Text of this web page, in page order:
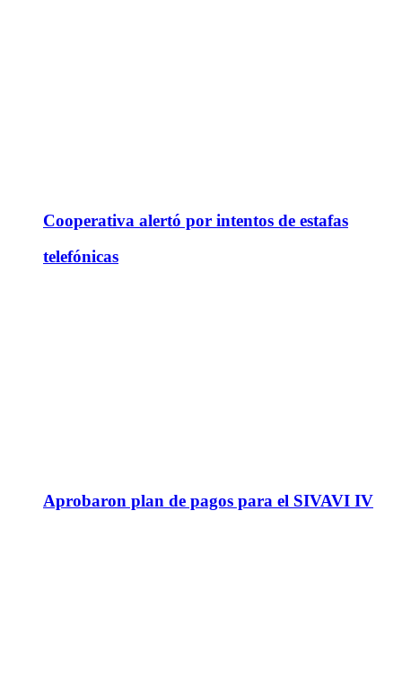
Cooperativa alertó por intentos de estafas
telefónicas
Aprobaron plan de pagos para el SIVAVI IV